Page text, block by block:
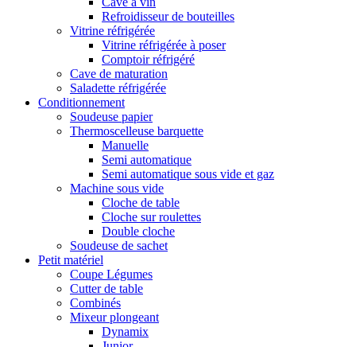
Refroidisseur de bouteilles
Vitrine réfrigérée
Vitrine réfrigérée à poser
Comptoir réfrigéré
Cave de maturation
Saladette réfrigérée
Conditionnement
Soudeuse papier
Thermoscelleuse barquette
Manuelle
Semi automatique
Semi automatique sous vide et gaz
Machine sous vide
Cloche de table
Cloche sur roulettes
Double cloche
Soudeuse de sachet
Petit matériel
Coupe Légumes
Cutter de table
Combinés
Mixeur plongeant
Dynamix